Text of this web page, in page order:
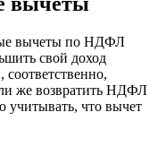
вычеты по НДФЛ
свой доход
же возвратить НДФЛ
что вычет